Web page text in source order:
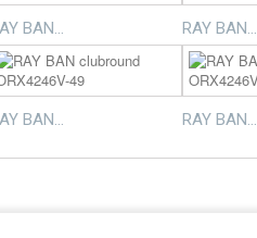
BAN... RAY BAN...
BAN... RAY BAN...